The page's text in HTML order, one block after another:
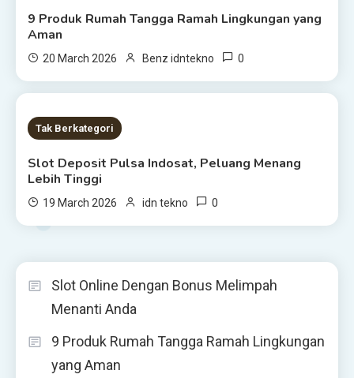
9 Produk Rumah Tangga Ramah Lingkungan yang
Aman
20 March 2026 Benz idntekno 0
1 MIN READ
Tak Berkategori
Slot Deposit Pulsa Indosat, Peluang Menang
Lebih Tinggi
19 March 2026 idn tekno 0
Slot Online Dengan Bonus Melimpah
Menanti Anda
9 Produk Rumah Tangga Ramah Lingkungan
yang Aman